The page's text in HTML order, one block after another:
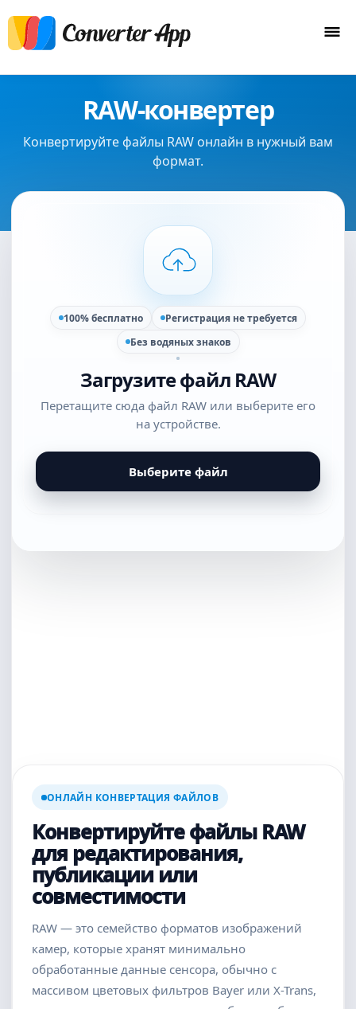
RAW-конвертер
Конвертируйте файлы RAW онлайн в нужный вам
формат.
100% бесплатно
Регистрация не требуется
Без водяных знаков
Загрузите файл RAW
Перетащите сюда файл RAW или выберите его
на устройстве.
Выберите файл
ОНЛАЙН КОНВЕРТАЦИЯ ФАЙЛОВ
Конвертируйте файлы RAW
для редактирования,
публикации или
совместимости
RAW — это семейство форматов изображений
камер, которые хранят минимально
обработанные данные сенсора, обычно с
массивом цветовых фильтров Bayer или X-Trans,